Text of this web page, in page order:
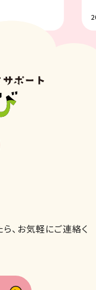
、お気軽にご連絡く